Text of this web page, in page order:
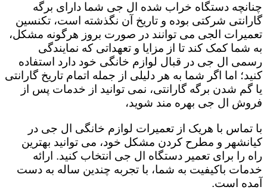
چنانچه دستگاه خراب شده ال جی شما دارای برگه
گارانتی شرکتی بوده و تاریخ آن نگذشته است، تکنسین
تعمیرات الجی می توانند در صورت بروز هرگونه مشکل،
به شما کمک کند تا از مزایا و تعهداتی که نمایندگی
رسمی ال جی در قبال لوازم خانگی خود دارد استفاده
کنید؛ اما اگر شما به هر دلیلی از جمله اتمام تاریخ گارانتی
یا گم شدن برگه گارانتی، نمی توانید از خدمات پس از
فروش ال جی بهره مند شوید،
با تماس با هریک از تعمیرات لوازم خانگی ال جی در
کیانشهر و مطرح کردن مشکل خود، می توانید بهترین
راه را برای تعمیر دستگاه ال جی انتخاب کنید. ارائه
خدمات باکیفیت به شما، با تجربه چندین ساله به دست
آمده است.